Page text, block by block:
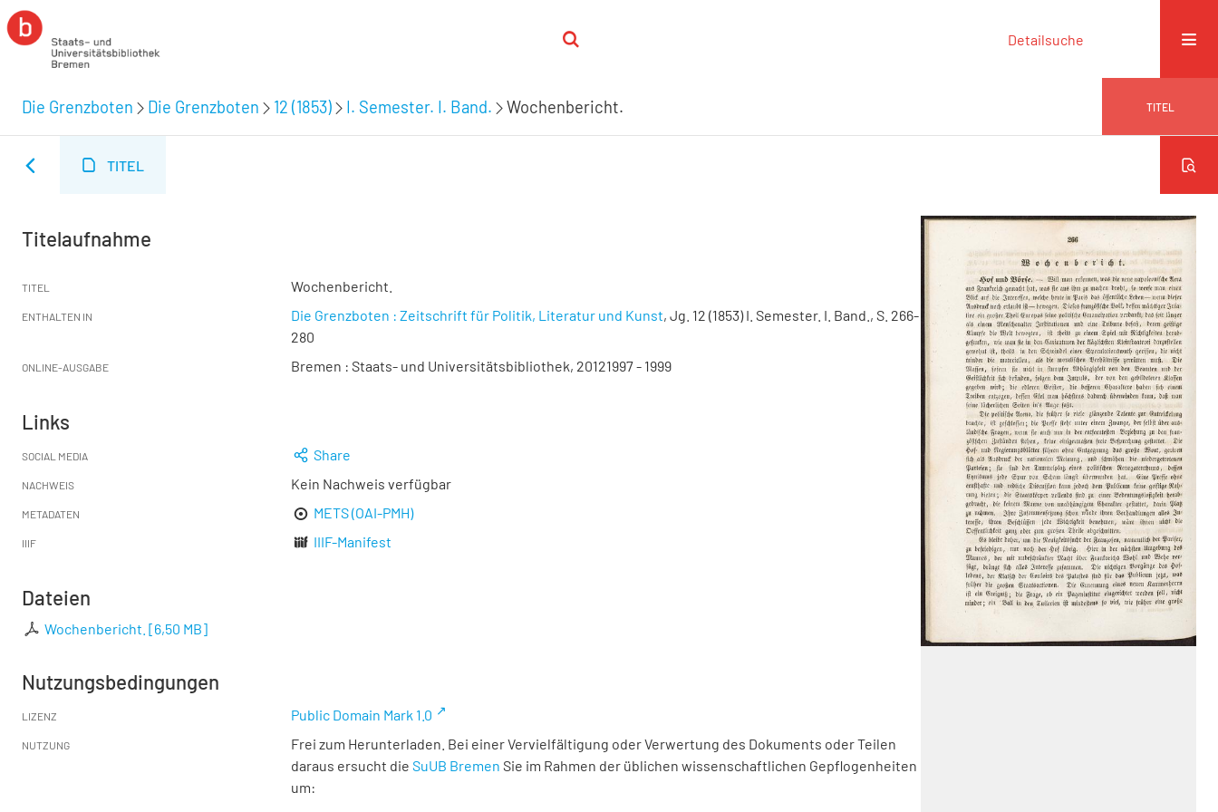
Detailsuche
Die Grenzboten Die Grenzboten 12 (1853) I. Semester. I. Band. Wochenbericht. TITEL
TITEL
Titelaufnahme
TITEL Wochenbericht.
ENTHALTEN IN Die Grenzboten : Zeitschrift für Politik, Literatur und Kunst, Jg. 12 (1853) I. Semester. I. Band., S. 266-
280
ONLINE-AUSGABE Bremen : Staats- und Universitätsbibliothek, 20121997 - 1999
Links
SOCIAL MEDIA Share
NACHWEIS Kein Nachweis verfügbar
METADATEN METS (OAI-PMH)
IIIF IIIF-Manifest
Dateien
Wochenbericht. [6,50 MB]
Nutzungsbedingungen
LIZENZ Public Domain Mark 1.0
NUTZUNG
Frei zum Herunterladen. Bei einer Vervielfältigung oder Verwertung des Dokuments oder Teilen
daraus ersucht die SuUB Bremen Sie im Rahmen der üblichen wissenschaftlichen Gepflogenheiten
um: